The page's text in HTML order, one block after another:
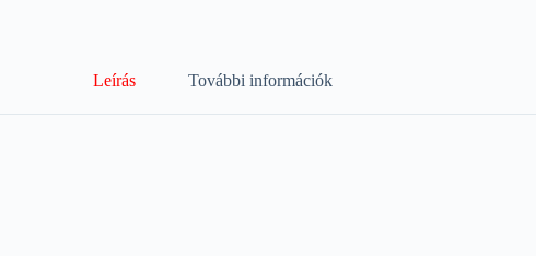
Leírás További információk